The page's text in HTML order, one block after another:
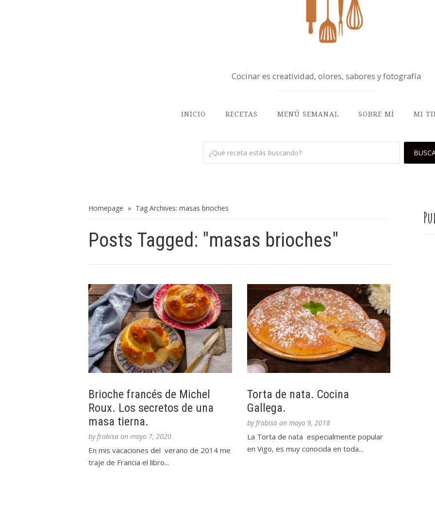
Cocinar es creatividad, olores, sabores y fotografía
INICIO RECETAS MENÚ SEMANAL SOBRE MÍ MI
Homepage » Tag Archives: masas brioches
Posts Tagged: "masas brioches"
Brioche francés de Michel
Roux. Los secretos de una
masa tierna.
byfrabisa on mayo 7, 2020
En mis vacaciones del verano de 2014 me
traje de Francia el libro...
Torta de nata. Cocina
Gallega.
byfrabisa on mayo 9, 2018
La Torta de nata especialmente popular
en Vigo, es muy conocida en toda...